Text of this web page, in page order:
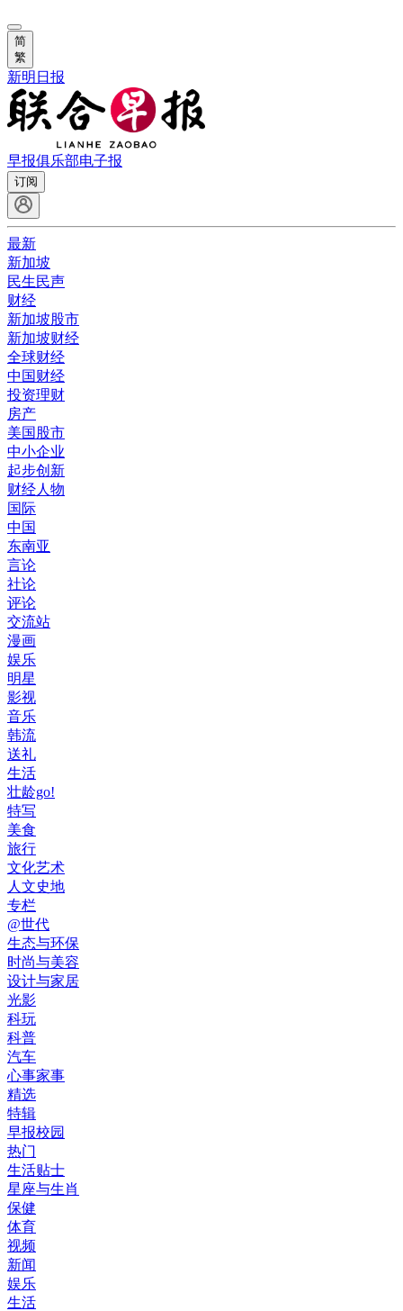
简
繁
新明日报
早报俱乐部电子报
订阅
最新
新加坡
民生民声
财经
新加坡股市
新加坡财经
全球财经
中国财经
投资理财
房产
美国股市
中小企业
起步创新
财经人物
国际
中国
东南亚
言论
社论
评论
交流站
漫画
娱乐
明星
影视
音乐
韩流
送礼
生活
壮龄go!
特写
美食
旅行
文化艺术
人文史地
专栏
@世代
生态与环保
时尚与美容
设计与家居
光影
科玩
科普
汽车
心事家事
精选
特辑
早报校园
热门
生活贴士
星座与生肖
保健
体育
视频
新闻
娱乐
生活